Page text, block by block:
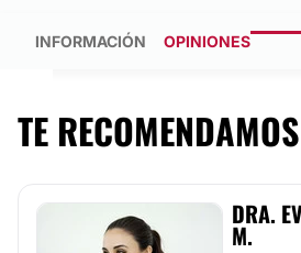
INFORMACIÓN OPINIONES
TE RECOMENDAMOS
DRA.
M.